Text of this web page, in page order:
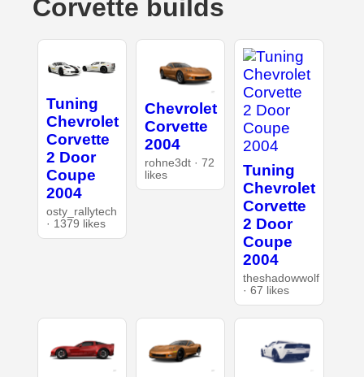
Corvette builds
Tuning
Chevrolet
Corvette
2 Door
Coupe
2004
osty_rallytech
· 1379 likes
Chevrolet
Corvette
2004
rohne3dt · 72
likes
Tuning
Chevrolet
Corvette
2 Door
Coupe
2004
theshadowwolf
· 67 likes